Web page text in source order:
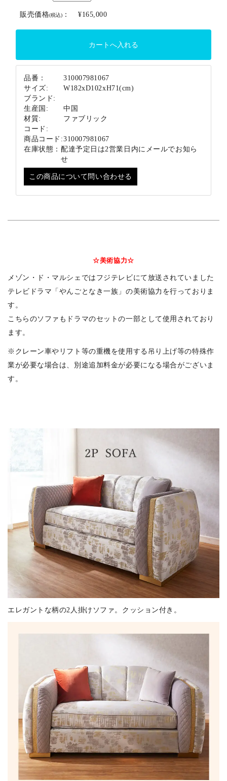
販売価格(税込) ： ¥165,000
品番：
310007981067
サイズ:
W182xD102xH71(cm)
ブランド:
生産国:
中国
材質:
ファブリック
コード:
商品コード:310007981067
在庫状態： 配達予定日は2営業日内にメールでお知ら
せ
この商品について問い合わせる
☆美術協力☆
メゾン・ド・マルシェではフジテレビにて放送されていました
テレビドラマ「やんごとなき一族」の美術協力を行っておりま
す。
こちらのソファもドラマのセットの一部として使用されており
ます。
※クレーン車やリフト等の重機を使用する吊り上げ等の特殊作
業が必要な場合は、別途追加料金が必要になる場合がございま
す。
エレガントな柄の2人掛けソファ。クッション付き。